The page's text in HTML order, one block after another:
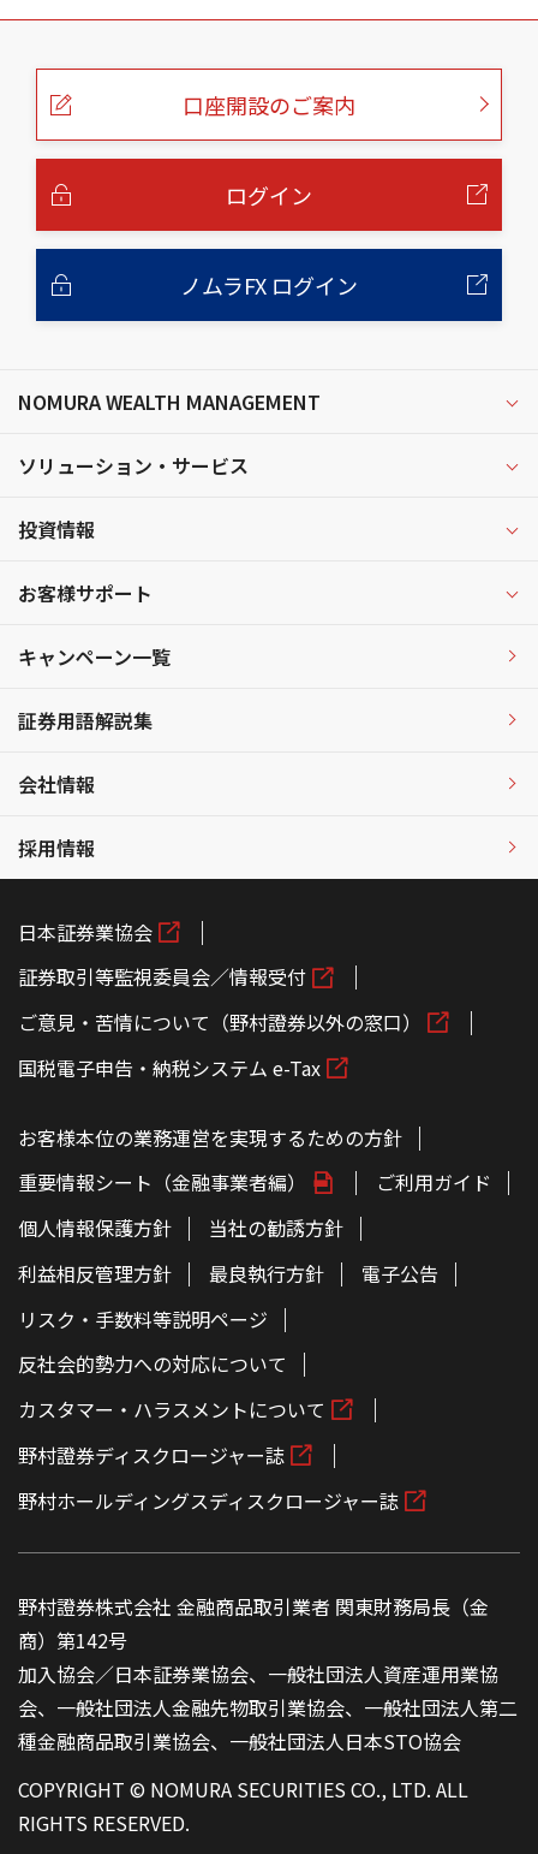
こ
口座開設のご案内
ログイン
ノムラFX ログイン
NOMURA WEALTH MANAGEMENT
ソリューション・サービス
投資情報
お客様サポート
キャンペーン一覧
証券用語解説集
会社情報
採用情報
日本証券業協会
証券取引等監視委員会／情報受付
ご意見・苦情について（野村證券以外の窓口）
国税電子申告・納税システム e-Tax
お客様本位の業務運営を実現するための方針
重要情報シート（金融事業者編）
ご利用ガイド
個人情報保護方針
当社の勧誘方針
利益相反管理方針
最良執行方針
電子公告
リスク・手数料等説明ページ
反社会的勢力への対応について
カスタマー・ハラスメントについて
野村證券ディスクロージャー誌
野村ホールディングスディスクロージャー誌
野村證券株式会社 金融商品取引業者 関東財務局長（金
商）第142号
加入協会／日本証券業協会、一般社団法人資産運用業協
会、一般社団法人金融先物取引業協会、一般社団法人第二
種金融商品取引業協会、一般社団法人日本STO協会
COPYRIGHT © NOMURA SECURITIES CO., LTD. ALL
RIGHTS RESERVED.